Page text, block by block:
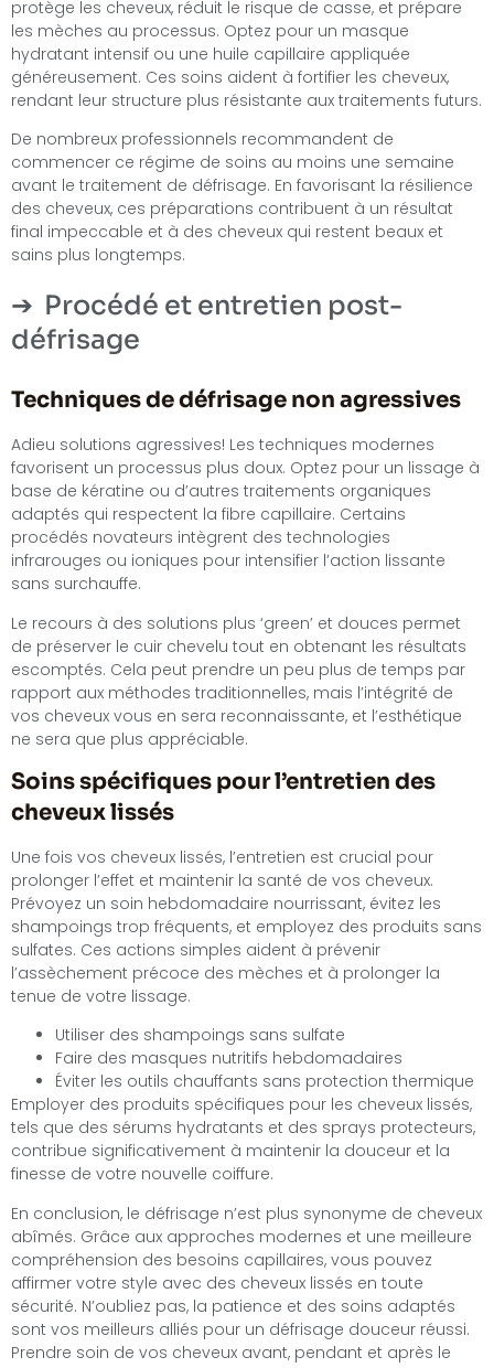
protège les cheveux, réduit le risque de casse, et prépare
les mèches au processus. Optez pour un masque
hydratant intensif ou une huile capillaire appliquée
généreusement. Ces soins aident à fortifier les cheveux,
rendant leur structure plus résistante aux traitements futurs.
De nombreux professionnels recommandent de
commencer ce régime de soins au moins une semaine
avant le traitement de défrisage. En favorisant la résilience
des cheveux, ces préparations contribuent à un résultat
final impeccable et à des cheveux qui restent beaux et
sains plus longtemps.
Procédé et entretien post-
défrisage
Techniques de défrisage non agressives
Adieu solutions agressives! Les techniques modernes
favorisent un processus plus doux. Optez pour un lissage à
base de kératine ou d’autres traitements organiques
adaptés qui respectent la fibre capillaire. Certains
procédés novateurs intègrent des technologies
infrarouges ou ioniques pour intensifier l’action lissante
sans surchauffe.
Le recours à des solutions plus ‘green’ et douces permet
de préserver le cuir chevelu tout en obtenant les résultats
escomptés. Cela peut prendre un peu plus de temps par
rapport aux méthodes traditionnelles, mais l’intégrité de
vos cheveux vous en sera reconnaissante, et l’esthétique
ne sera que plus appréciable.
Soins spécifiques pour l’entretien des
cheveux lissés
Une fois vos cheveux lissés, l’entretien est crucial pour
prolonger l’effet et maintenir la santé de vos cheveux.
Prévoyez un soin hebdomadaire nourrissant, évitez les
shampoings trop fréquents, et employez des produits sans
sulfates. Ces actions simples aident à prévenir
l’assèchement précoce des mèches et à prolonger la
tenue de votre lissage.
Utiliser des shampoings sans sulfate
Faire des masques nutritifs hebdomadaires
Éviter les outils chauffants sans protection thermique
Employer des produits spécifiques pour les cheveux lissés,
tels que des sérums hydratants et des sprays protecteurs,
contribue significativement à maintenir la douceur et la
finesse de votre nouvelle coiffure.
En conclusion, le défrisage n’est plus synonyme de cheveux
abîmés. Grâce aux approches modernes et une meilleure
compréhension des besoins capillaires, vous pouvez
affirmer votre style avec des cheveux lissés en toute
sécurité. N’oubliez pas, la patience et des soins adaptés
sont vos meilleurs alliés pour un défrisage douceur réussi.
Prendre soin de vos cheveux avant, pendant et après le